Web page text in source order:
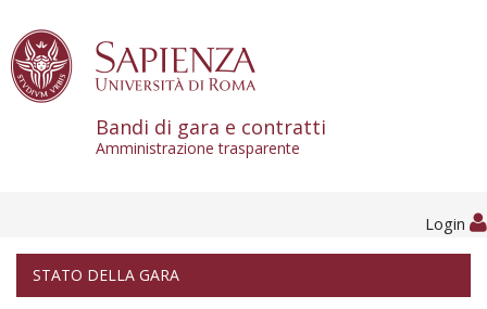
Bandi di gara e contratti
Amministrazione trasparente
Login
STATO DELLA GARA